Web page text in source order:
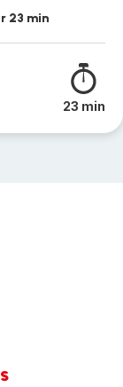
23 min
23 min